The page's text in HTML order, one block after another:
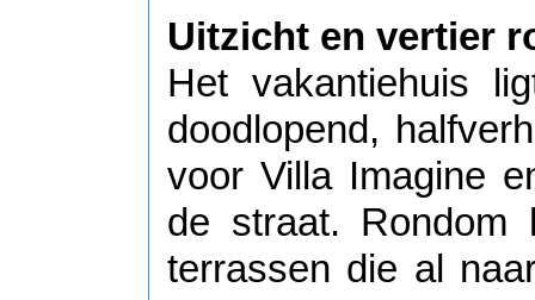
Uitzicht en vertier
Het vakantiehuis
doodlopend,
voor Villa Imagine
de straat. Rondom
terrassen die al